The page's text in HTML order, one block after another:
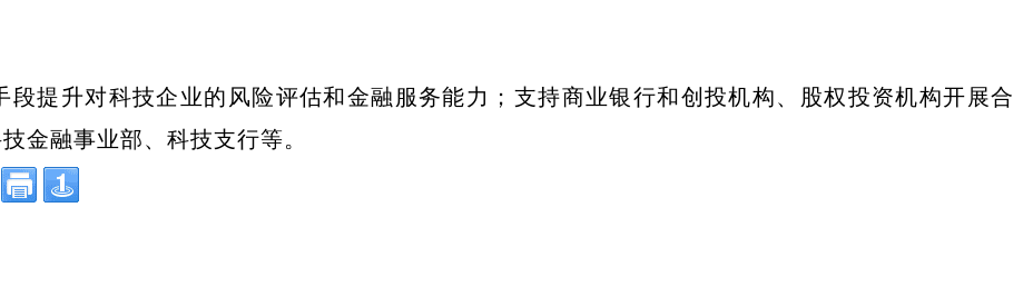
提升对科技企业的风险评估和金融服务能力；支持商业银行和创投机构、股权投资机构开展合
金融事业部、科技支行等。